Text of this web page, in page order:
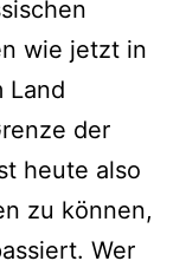
wie jetzt in
Land
der
heute also
zu können,
Wer